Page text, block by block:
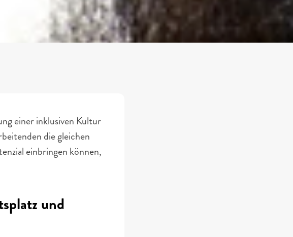
einer inklusiven Kultur
die gleichen
einbringen können,
und